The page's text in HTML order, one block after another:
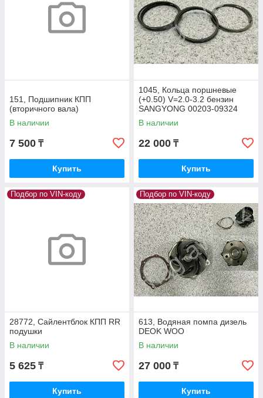
151, Подшипник КПП
(вторичного вала)
В наличии
7 500 ₸
Купить
1045, Кольца поршневые
(+0.50) V=2.0-3.2 бензин
SANGYONG 00203-09324
В наличии
22 000 ₸
Купить
Подбор по VIN-коду
28772, Сайлентблок КПП RR
подушки
В наличии
5 625 ₸
Купить
Подбор по VIN-коду
613, Водяная помпа дизель
DEOK WOO
В наличии
27 000 ₸
Купить